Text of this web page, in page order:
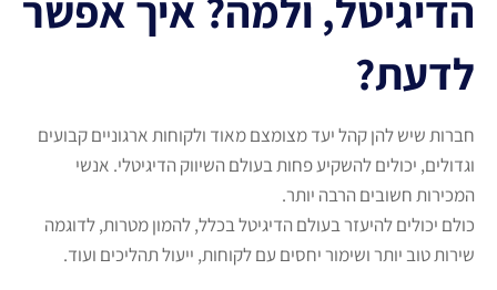
לדעת?
חברות שיש להן קהל יעד מצומצם מאוד ולקוחות ארגוניים קבועים
וגדולים, יכולים להשקיע פחות בעולם השיווק הדיגיטלי. אנשי
המכירות חשובים הרבה יותר.
כולם יכולים להיעזר בעולם הדיגיטל בכלל, להמון מטרות, לדוגמה
שירות טוב יותר ושימור יחסים עם לקוחות, ייעול תהליכים ועוד.